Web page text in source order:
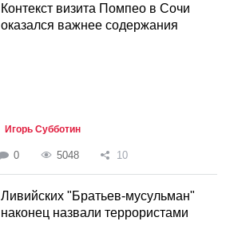
Контекст визита Помпео в Сочи
оказался важнее содержания
Игорь Субботин
0 5048 10
Ливийских "Братьев-мусульман"
наконец назвали террористами